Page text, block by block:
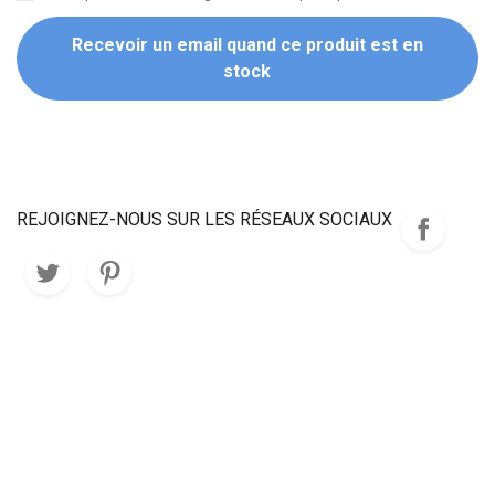
Recevoir un email quand ce produit est en
stock
REJOIGNEZ-NOUS SUR LES RÉSEAUX SOCIAUX